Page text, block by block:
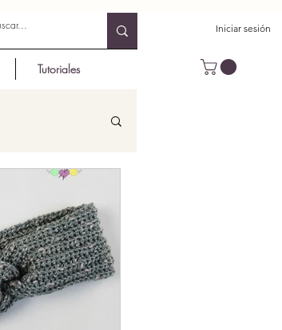
Iniciar sesión
Tutoriales